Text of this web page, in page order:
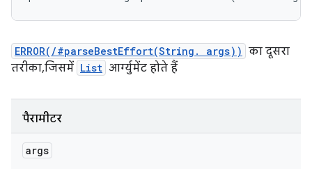
ERROR(/#parseBestEffort(String. args)) का दूसरा
तरीका, जिसमें List आर्ग्युमेंट होते हैं
पैरामीटर
args